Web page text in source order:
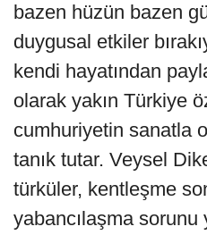
bazen hüzün bazen
duygusal etkiler
kendi hayatından
olarak yakın Türkiye
cumhuriyetin sanatla
tanık tutar. Veysel
türküler, kentleşme
yabancılaşma